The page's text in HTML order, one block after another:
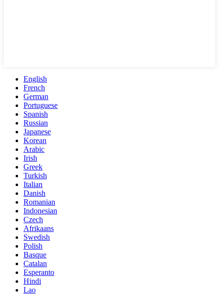
English
French
German
Portuguese
Spanish
Russian
Japanese
Korean
Arabic
Irish
Greek
Turkish
Italian
Danish
Romanian
Indonesian
Czech
Afrikaans
Swedish
Polish
Basque
Catalan
Esperanto
Hindi
Lao